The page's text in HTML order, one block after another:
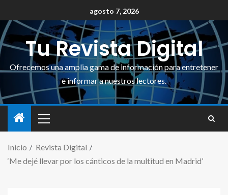
agosto 7, 2026
Tu Revista Digital
Ofrecemos una amplia gama de información para entretener
e informar a nuestros lectores.
Inicio
Revista Digital
‘Me dejé llevar por los cánticos de la multitud en Madrid’